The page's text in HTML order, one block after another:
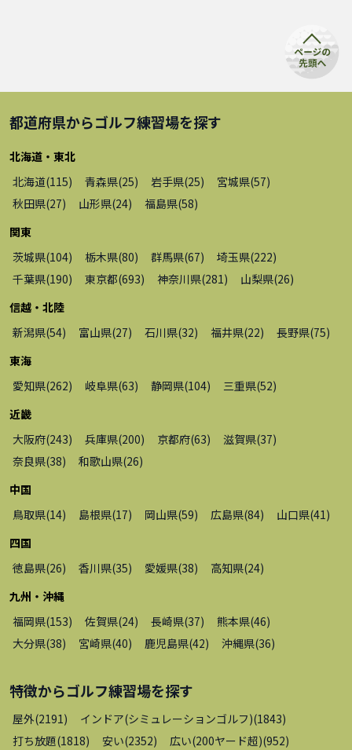
都道府県からゴルフ練習場を探す
北海道・東北
北海道(115) 青森県(25) 岩手県(25) 宮城県(57)
秋田県(27) 山形県(24) 福島県(58)
関東
茨城県(104) 栃木県(80) 群馬県(67) 埼玉県(222)
千葉県(190) 東京都(693) 神奈川県(281) 山梨県(26)
信越・北陸
新潟県(54) 富山県(27) 石川県(32) 福井県(22) 長野県(75)
東海
愛知県(262) 岐阜県(63) 静岡県(104) 三重県(52)
近畿
大阪府(243) 兵庫県(200) 京都府(63) 滋賀県(37)
奈良県(38) 和歌山県(26)
中国
鳥取県(14) 島根県(17) 岡山県(59) 広島県(84) 山口県(41)
四国
徳島県(26) 香川県(35) 愛媛県(38) 高知県(24)
九州・沖縄
福岡県(153) 佐賀県(24) 長崎県(37) 熊本県(46)
大分県(38) 宮崎県(40) 鹿児島県(42) 沖縄県(36)
特徴からゴルフ練習場を探す
屋外(2191) インドア(シミュレーションゴルフ)(1843)
打ち放題(1818) 安い(2352) 広い(200ヤード超)(952)